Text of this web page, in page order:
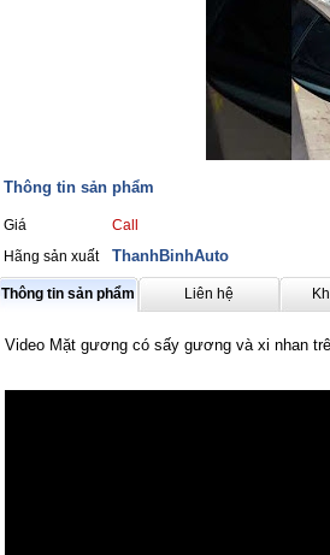
Thông tin sản phẩm
Giá Call
Hãng sản xuất
ThanhBinhAuto
Thông tin sản phẩm Liên hệ
Video Mặt gương có sấy gương và xi nhan